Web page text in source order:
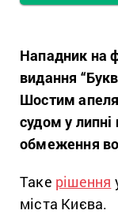
Нападник на
видання
Шостим
судом у
обмеження
Таке рішення
міста Києва.